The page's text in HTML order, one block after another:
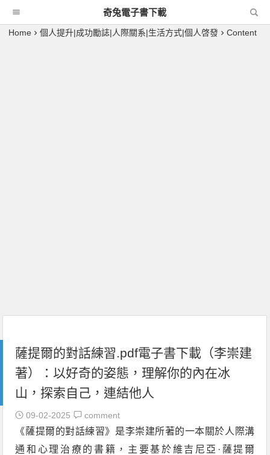
奇兔電子書下載
Home 個人提升|成功勵誌|人際關系|生活方式|個人啓發 Content
薩提爾的對話練習.pdf電子書下載（李崇建
著）：以好奇的姿態，理解你的內在冰
山，探索自己，連結他人
09-02-2025 comment
《薩提爾的對話練習》是李崇建所著的一本關於人際溝
通和心理治療的書籍，主要基於維吉尼亞·薩提爾